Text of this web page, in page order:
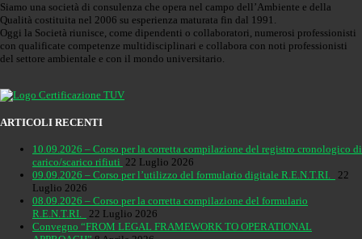
Siamo una società di consulenza che opera nel campo dell’Ambiente e della
Qualità costituita nel 2006 su esperienza maturata fin dal 1991.
Oggi la Società riunisce, come dipendenti o collaboratori, numerosi professionisti
con qualificate competenze multidisciplinari e collabora con noti professionisti
del settore ambientale e con il mondo universitario.
ARTICOLI RECENTI
10.09.2026 – Corso per la corretta compilazione del registro cronologico di
carico/scarico rifiuti 22 Luglio 2026
09.09.2026 – Corso per l’utilizzo del formulario digitale R.E.N.T.RI.
22
Luglio 2026
08.09.2026 – Corso per la corretta compilazione del formulario
R.E.N.T.RI.
22 Luglio 2026
Convegno “FROM LEGAL FRAMEWORK TO OPERATIONAL